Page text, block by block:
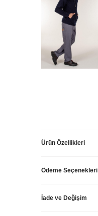
Ürün Özellikleri
Ödeme Seçenekleri
İade ve Değişim